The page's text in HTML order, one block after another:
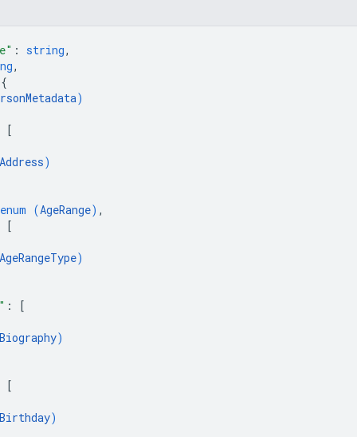
: string,
,
{
)
[
Address)
enum (AgeRange) ,
[
AgeRangeType)
: [
Biography)
[
Birthday)